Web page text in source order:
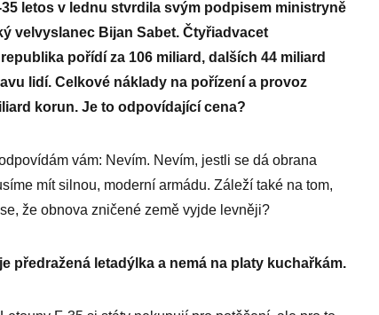
letos v lednu stvrdila svým podpisem ministryně
velvyslanec Bijan Sabet. Čtyřiadvacet
pořídí za 106 miliard, dalších 44 miliard
lidí. Celkové náklady na pořízení a provoz
korun. Je to odpovídající cena?
vám: Nevím. Nevím, jestli se dá obrana
mít silnou, moderní armádu. Záleží také na tom,
že obnova zničené země vyjde levněji?
předražená letadýlka a nemá na platy kuchařkám.